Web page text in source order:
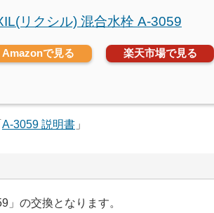
リクシル) 混合水栓 A-3059
Amazonで見る 楽天市場で見る
A-3059 説明書 」
」の交換となります。